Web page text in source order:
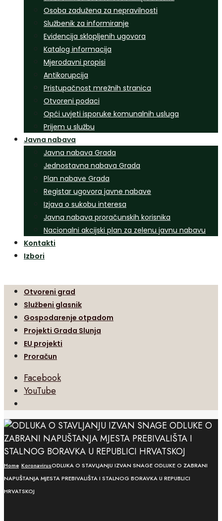
Osoba zadužena za nepravilnosti
Službenik za informiranje
Evidencija sklopljenih ugovora
Katalog informacija
Mjerodavni propisi
Antikorupcija
Pristupačnost mrežnih stranica
Otvoreni podaci
Opći uvjeti isporuke komunalnih usluga
Prijem u službu
Javna nabava
Javna nabava Grada
Jednostavna nabava Grada
Plan nabave Grada
Registar ugovora javne nabave
Izjava o sukobu interesa
Javna nabava proračunskih korisnika
Nacionalni akcijski plan za zelenu javnu nabavu
Kontakti
Izbori
Otvoreni grad
Službeni glasnik
Gospodarenje otpadom
Projekti Grada Slunja
EU projekti
Proračun
Facebook
YouTube
Search
Window
Home KoronavirusODLUKA O STAVLJANJU IZVAN SNAGE ODLUKE O ZABRANI
NAPUŠTANJA MJESTA PREBIVALIŠTA I STALNOG BORAVKA U REPUBLICI
HRVATSKOJ